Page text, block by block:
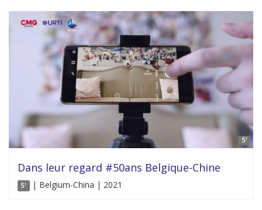
5'
Dans leur regard #50ans Belgique-Chine
5' | Belgium-China | 2021